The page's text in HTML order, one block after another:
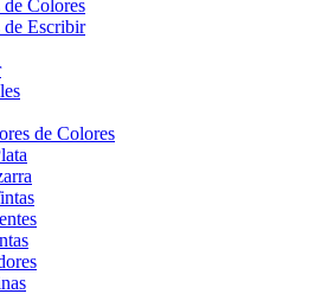
de Colores
de Escribir
de Colores